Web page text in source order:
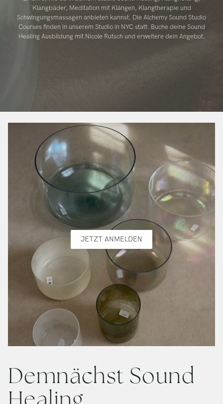
Klangbäder, Meditation mit Klängen, Klangtherapie und
Schwingungsmassagen anbieten kannst. Die Alchemy Sound Studio
Courses finden in unserem Studio in NYC statt. Buche deine Sound
Healing Ausbildung mit Nicole Rutsch und erweitere dein Angebot.
Demnächst Sound
JETZT ANMELDEN